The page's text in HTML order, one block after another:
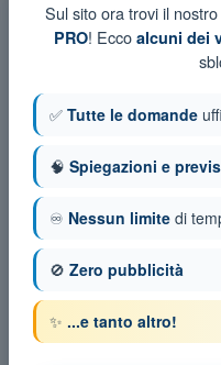
Sul sito ora trovi il
PRO! Ecco alcuni dei
✅ Tutte le domande
🧠 Spiegazioni e
♾️ Nessun limite di
🚫 Zero pubblicità
✨ ...e tanto altro!